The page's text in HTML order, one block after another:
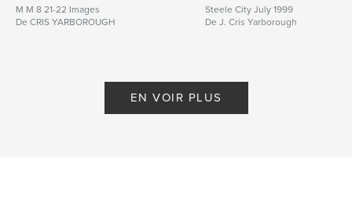
M M 8 21-22 Images
De CRIS YARBOROUGH
Steele City July 1999
De J. Cris Yarborough
EN VOIR PLUS